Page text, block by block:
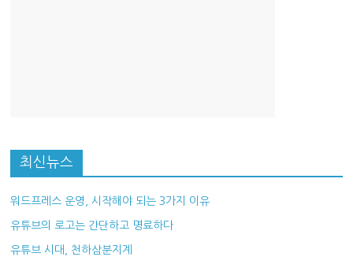
최신뉴스
워드프레스 운영, 시작해야 되는 3가지 이유
유튜브의 로고는 간단하고 명료하다
유튜브 시대, 천하삼분지계